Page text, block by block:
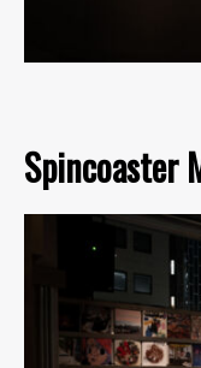
Spincoaster